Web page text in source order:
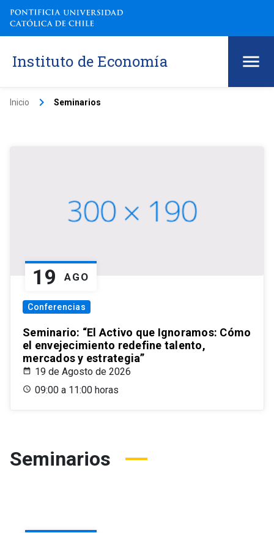
Instituto de Economía
Inicio keyboard_arrow_right Seminarios
19 AGO
Conferencias
Seminario: “El Activo que Ignoramos: Cómo
el envejecimiento redefine talento,
mercados y estrategia”
19 de Agosto de 2026
09:00 a 11:00 horas
Seminarios